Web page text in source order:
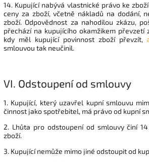
14. Kupující nabývá vlastnické právo ke
ceny za zboží, včetně nákladů na dodání,
zboží. Odpovědnost za nahodilou zkázu,
přechází na kupujícího okamžikem převzetí
kdy měl kupující povinnost zboží převzít,
smlouvou tak neučinil.
VI. Odstoupení od smlouvy
1. Kupující, který uzavřel kupní smlouvu
činnost jako spotřebitel, má právo od kupní
2. Lhůta pro odstoupení od smlouvy činí
zboží.
3. Kupující nemůže mimo jiné odstoupit od